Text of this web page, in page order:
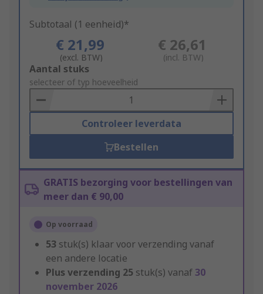
Subtotaal (1 eenheid)*
€ 21,99
(excl. BTW)
€ 26,61
(incl. BTW)
Add
to
Basket
Aantal stuks
selecteer of typ hoeveelheid
Controleer leverdata
Bestellen
GRATIS bezorging voor bestellingen van
meer dan € 90,00
Op voorraad
53 stuk(s) klaar voor verzending vanaf
een andere locatie
Plus verzending 25 stuk(s) vanaf30
november 2026